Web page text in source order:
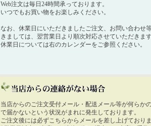
Web注文は毎日24時間承っております。
いつでもお買い物をお楽しみください。
なお、休業日にいただきましたご注文、お問い合わせ
きましては、翌営業日より順次対応させていただきま
休業日については右のカレンダーをご参照ください。
当店からのご注文受付メール・配送メール等が何らか
で届かないという状況がまれに発生しております。
ご注文後には必ずこちらからメールを差し上げており